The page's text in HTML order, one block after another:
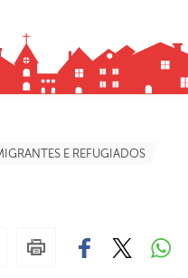
E REFUGIADOS